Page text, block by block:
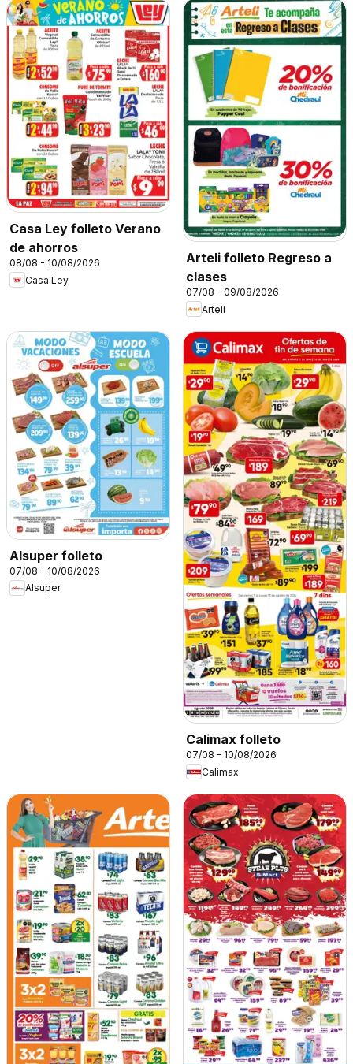
Casa Ley folleto Verano
de ahorros
08/08 - 10/08/2026
Casa Ley
Arteli folleto Regreso a
clases
07/08 - 09/08/2026
Arteli
Alsuper folleto
07/08 - 10/08/2026
Alsuper
Calimax folleto
07/08 - 10/08/2026
Calimax